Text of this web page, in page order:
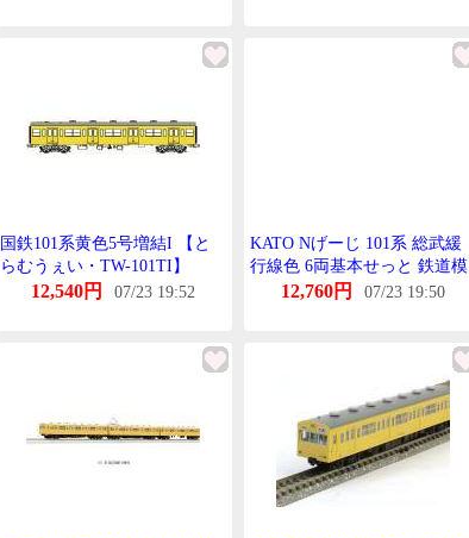
国鉄101系黄色5号増結I 【と
らむうぇい・TW-101TI】
12,540円 07/23 19:52
KATO Nげーじ 101系 総武緩
行線色 6両基本せっと 鉄道模
型 10-255
12,760円 07/23 19:50